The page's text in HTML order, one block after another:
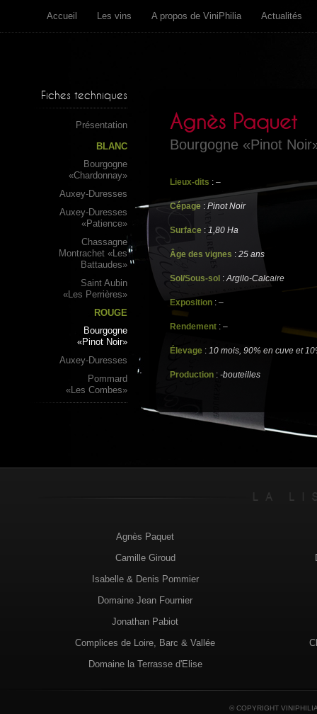
Accueil Les vins A propos de ViniPhilia Actualités
Fiches techniques
Présentation
BLANC
Bourgogne
«Chardonnay»
Auxey-Duresses
Auxey-Duresses
«Patience»
Chassagne
Montrachet «Les
Battaudes»
Saint Aubin
«Les Perrières»
ROUGE
Bourgogne
«Pinot Noir»
Auxey-Duresses
Pommard
«Les Combes»
Agnès Paquet
Bourgogne «Pinot
Lieux-dits : –
Cépage : Pinot Noir
Surface : 1,80 Ha
Âge des vignes : 25 ans
Sol/Sous-sol :Argilo-Calcaire
Exposition : –
Rendement : –
Élevage : 10 mois, 90% en cuve et
Production : -bouteilles
Agnès Paquet
Camille Giroud
Isabelle & Denis Pommier
Domaine Jean Fournier
Jonathan Pabiot
Complices de Loire, Barc & Vallée
Domaine la Terrasse d'Elise
© COPYRIGHT